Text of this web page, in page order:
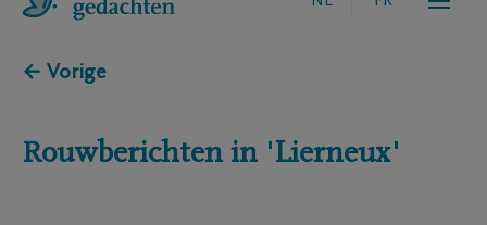
← Vorige
Rouwberichten in 'Lierneux'